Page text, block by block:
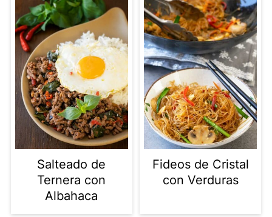
Salteado de
Ternera con
Albahaca
Fideos de Cristal
con Verduras